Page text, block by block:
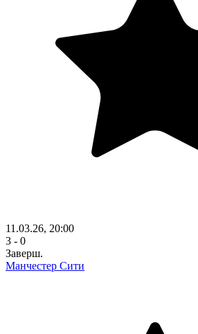
11.03.26, 20:00
3 - 0
Заверш.
Манчестер Сити